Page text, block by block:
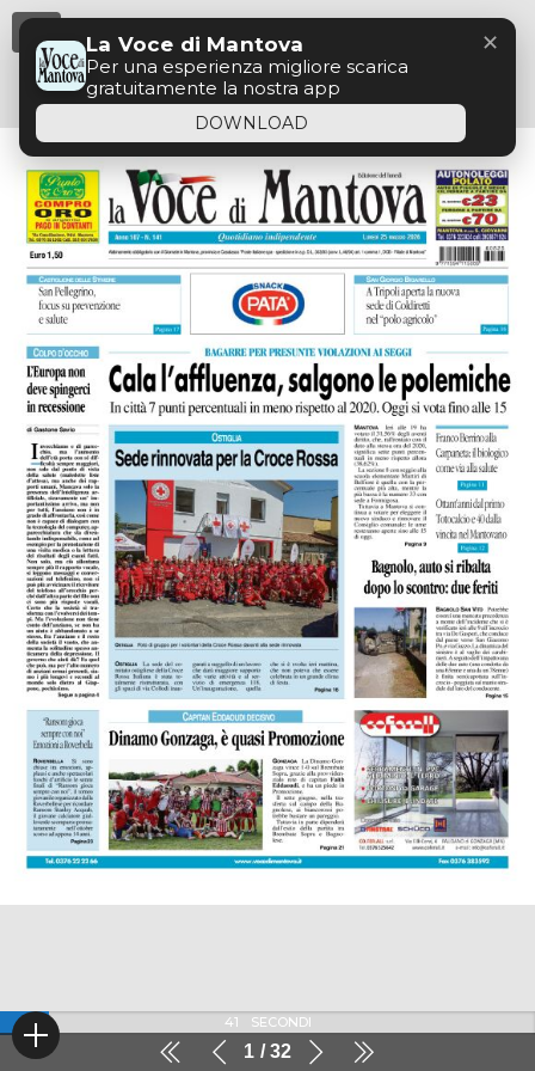
1 32
41 SECONDI
La Voce di Mantova
Per una esperienza migliore scarica
gratuitamente la nostra app
DOWNLOAD
✕
Menu